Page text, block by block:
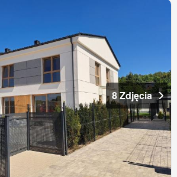
8 Zdjęcia